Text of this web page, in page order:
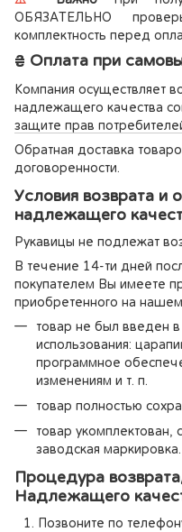
ОБЯЗАТЕЛЬНО
комплектность перед
₴ Оплата при
Компания осуществляет
надлежащего качества
защите прав
Обратная доставка
договоренности.
Условия возврата и
надлежащего
Рукавицы не подлежат
В течение 14-ти дней
покупателем Вы имеете
приобретенного на нашем
товар не был введен
использования:
программное
изменениям и т. п.
товар полностью
товар укомплектован,
заводская маркировка.
Процедура
Надлежащего
Позвоните по